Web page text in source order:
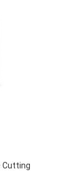
Cutting